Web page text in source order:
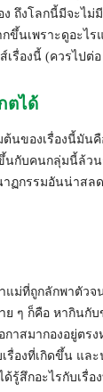
ง ถึงโลกนี้มีจะไ
กขึ้นเพราะดูอะไ
รื่องนี้ (ควรไปต่
ตได้
นของเรื่องนี้มัน
นกับคนกลุ่มนี้ล้ว
ฏกรรมอันน่าสลด
แม่ที่ถูกลักพาตัว
ย ๆ ก็คือ หากิน
าสมากองอยู่ตร
รื่องที่เกิดขึ้น แล
รู้สึกอะไรกับเรื่